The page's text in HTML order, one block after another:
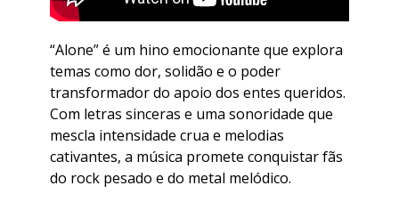
“Alone” é um hino emocionante que explora
temas como dor, solidão e o poder
transformador do apoio dos entes queridos.
Com letras sinceras e uma sonoridade que
mescla intensidade crua e melodias
cativantes, a música promete conquistar fãs
do rock pesado e do metal melódico.